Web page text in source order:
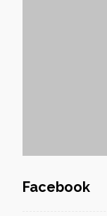
Facebook